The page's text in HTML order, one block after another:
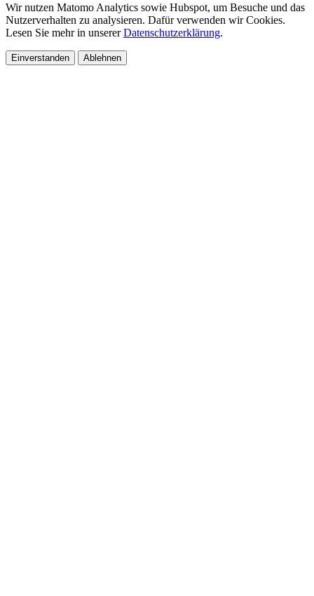
Wir nutzen Matomo Analytics sowie Hubspot, um Besuche und das
Nutzerverhalten zu analysieren. Dafür verwenden wir Cookies.
Lesen Sie mehr in unsererDatenschutzerklärung.
Einverstanden Ablehnen